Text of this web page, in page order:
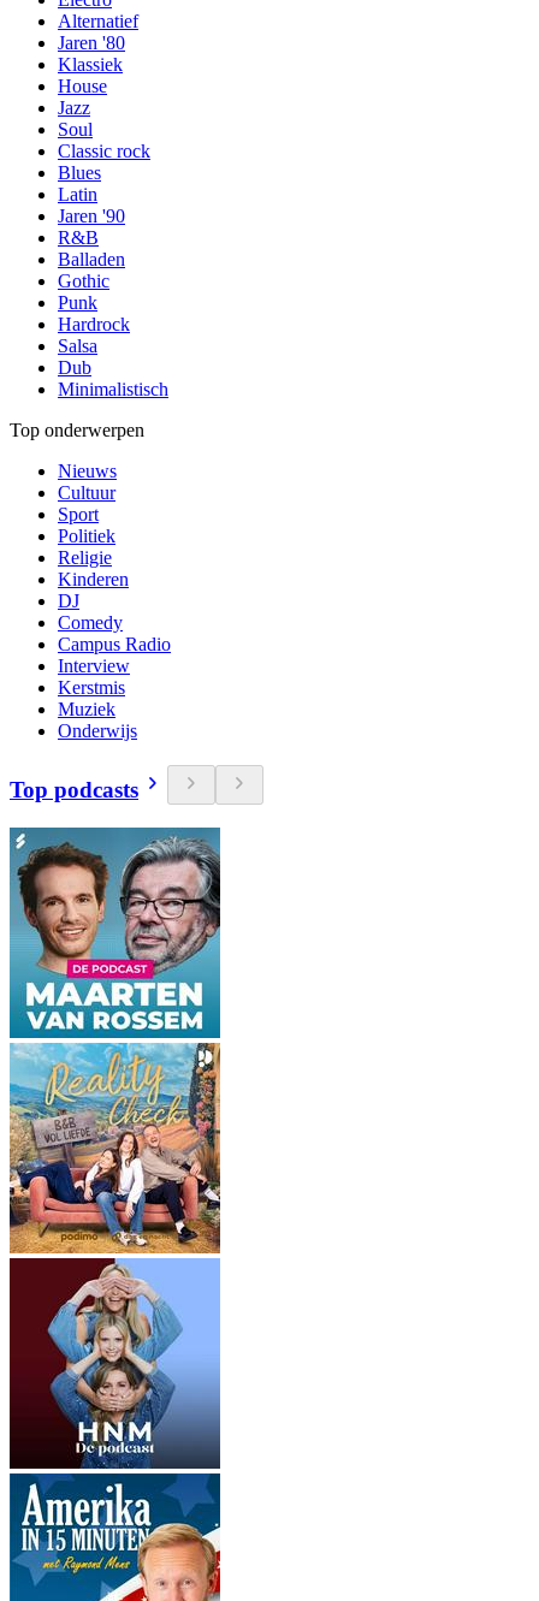
Alternatief
Jaren '80
Klassiek
House
Jazz
Soul
Classic rock
Blues
Latin
Jaren '90
R&B
Balladen
Gothic
Punk
Hardrock
Salsa
Dub
Minimalistisch
Top onderwerpen
Nieuws
Cultuur
Sport
Politiek
Religie
Kinderen
DJ
Comedy
Campus Radio
Interview
Kerstmis
Muziek
Onderwijs
Top podcasts